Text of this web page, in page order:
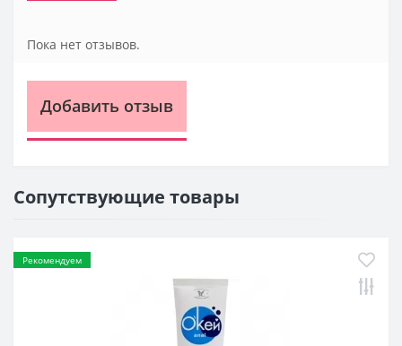
Пока нет отзывов.
Добавить отзыв
Сопутствующие товары
Рекомендуем